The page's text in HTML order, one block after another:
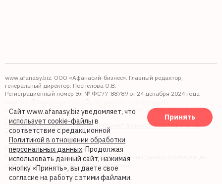
www.afanasy.biz. ООО «Афанасий-бизнес». Главный редактор,
генеральный директор: Поспелова О.В.
Регистрационный номер Эл № ФС77-88789 от 24 декабря 2024 года
Выдано: Федеральная служба по надзору в сфере связи,
информационных технологий и массовых коммуникаций (Роскомнадзор).
Правопреемником АО "Афанасий-бизнес" является ООО "Афанасий-
бизнес"
Политика обработки файлов cookie
Политика в отношении обработки персональных данных и реализации
требований к защите персональных данных
Сайт www.afanasy.biz уведомляет, что
использует cookie-файлы в
соответствие с редакционной
Политикой в отношении обработки
персональных данных. Продолжая
использовать данный сайт, нажимая
кнопку «Принять», вы даете свое
согласие на работу с этими файлами.
Принять